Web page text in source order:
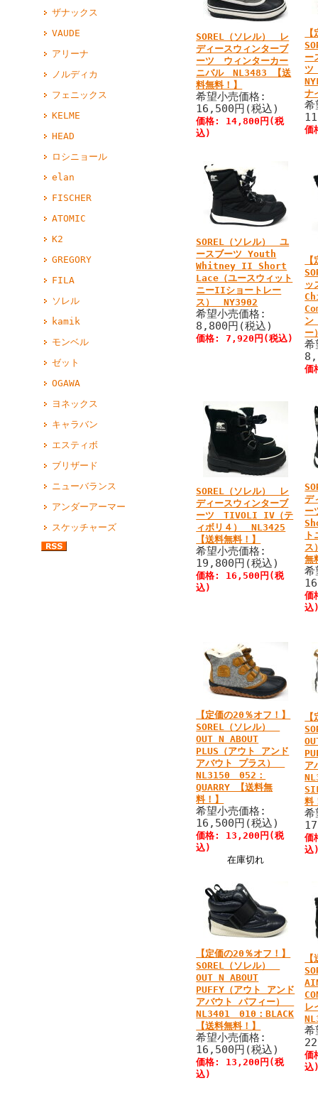
ザナックス
VAUDE
アリーナ
ノルディカ
フェニックス
KELME
HEAD
ロシニョール
elan
FISCHER
ATOMIC
K2
GREGORY
FILA
ソレル
kamik
モンベル
ゼット
OGAWA
ヨネックス
キャラバン
エスティボ
ブリザード
ニューバランス
アンダーアーマー
スケッチャーズ
SOREL（ソレル） レ
ディースウィンターブ
ーツ ウィンターカー
ニバル NL3483 【送
料無料！】
希望小売価格:
16,500円(税込)
価格: 14,800円(税
込)
ー
ツ
ナ
価
SOREL（ソレル） ユ
ースブーツ Youth
Whitney II Short
Lace（ユースウィット
ニーIIショートレー
ス） NY3902
希望小売価格:
8,800円(税込)
価格: 7,920円(税込)
ッ
ン
ー
価
SOREL（ソレル） レ
ディースウィンターブ
ーツ TIVOLI IV（テ
ィボリ４） NL3425
【送料無料！】
希望小売価格:
19,800円(税込)
価格: 16,500円(税
込)
デ
ス
無
価
込
【定価の20％オフ！】
SOREL（ソレル）
OUT N ABOUT
PLUS（アウト アンド
アバウト プラス）
NL3150 052：
QUARRY 【送料無
料！】
希望小売価格:
16,500円(税込)
価格: 13,200円(税
込)
在庫切れ
ア
料
価
込
【定価の20％オフ！】
SOREL（ソレル）
OUT N ABOUT
PUFFY（アウト アンド
アバウト パフィー）
NL3401 010：BLACK
【送料無料！】
希望小売価格:
16,500円(税込)
価格: 13,200円(税
込)
価
込